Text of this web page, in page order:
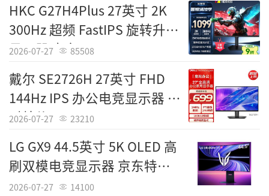
HKC G27H4Plus 27英寸 2K
300Hz 超频 FastIPS 旋转升降
显示器 京东1221元
2026-07-27 85508
戴尔 SE2726H 27英寸 FHD
144Hz IPS 办公电竞显示器 限
时特价699元
2026-07-27 23210
LG GX9 44.5英寸 5K OLED 高
刷双模电竞显示器 京东特惠
14849元
2026-07-27 14100